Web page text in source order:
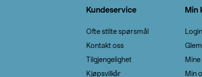
Kundeservice
Ofte stilte spørsmål
Kontakt oss
Tilgjengelighet
Kjøpsvilkår
Min
Min